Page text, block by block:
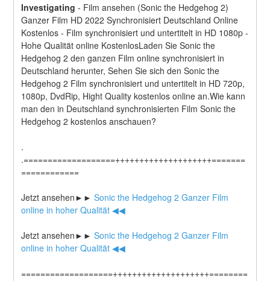
Investigating - Film ansehen (Sonic the Hedgehog 2)
Ganzer Film HD 2022 Synchronisiert Deutschland Online
Kostenlos - Film synchronisiert und untertitelt in HD 1080p -
Hohe Qualität online KostenlosLaden Sie Sonic the
Hedgehog 2 den ganzen Film online synchronisiert in
Deutschland herunter, Sehen Sie sich den Sonic the
Hedgehog 2 Film synchronisiert und untertitelt in HD 720p,
1080p, DvdRip, Hight Quality kostenlos online an.Wie kann
man den in Deutschland synchronisierten Film Sonic the
Hedgehog 2 kostenlos anschauen?
.
.===================++++++++++++++++++++=======
============
Jetzt ansehen►► Sonic the Hedgehog 2 Ganzer Film
online in hoher Qualität ◀◀
Jetzt ansehen►► Sonic the Hedgehog 2 Ganzer Film
online in hoher Qualität ◀◀
===================++++++++++++++++++++========